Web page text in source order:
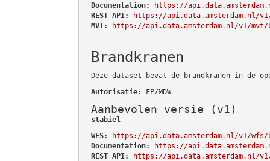
Documentation:
https://
REST API:
https://api.data.amsterdam.nl/v1/
MVT:
https://api.data.amsterdam.nl/v1/mvt/
Brandkranen
Deze dataset bevat de brandkranen in de
Autorisatie: FP/MDW
Aanbevolen versie (v1)
stabiel
WFS:
https://api.data.amsterdam.nl/v1/wfs/
Documentation:
https://
REST API:
https://api.data.amsterdam.nl/